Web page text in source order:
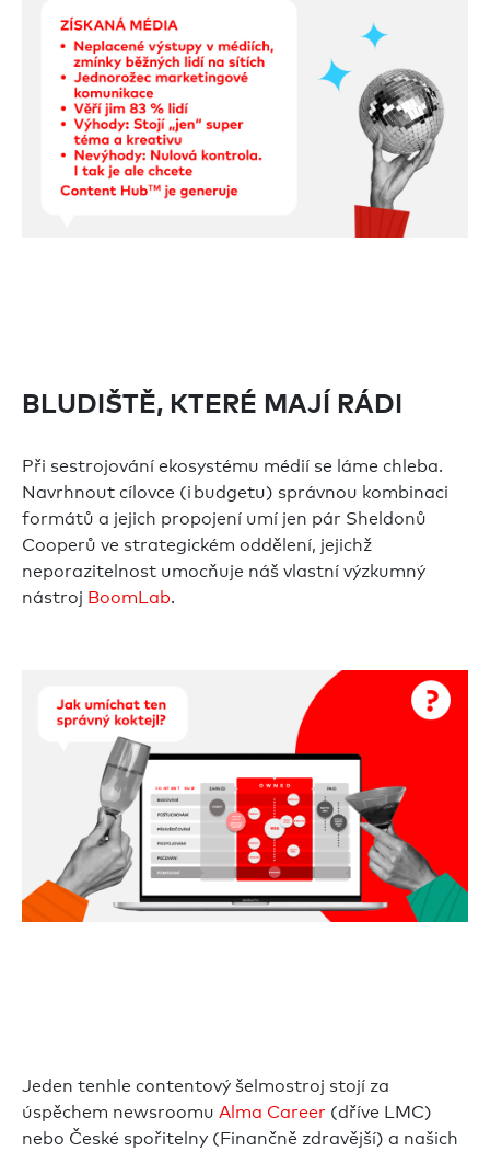
BLUDIŠTĚ, KTERÉ MAJÍ RÁDI
Při sestrojování ekosystému médií se láme chleba.
Navrhnout cílovce (i budgetu) správnou kombinaci
formátů a jejich propojení umí jen pár Sheldonů
Cooperů ve strategickém oddělení, jejichž
neporazitelnost umocňuje náš vlastní výzkumný
nástroj BoomLab.
Jeden tenhle contentový šelmostroj stojí za
úspěchem newsroomu Alma Career (dříve LMC)
nebo České spořitelny (Finančně zdravější) a našich